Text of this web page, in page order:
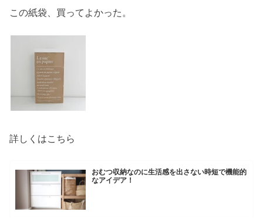
この紙袋、買ってよかった。
詳しくはこちら
おむつ収納なのに生活感を出さない時短で機能的
なアイデア！